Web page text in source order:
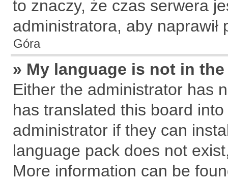
to znaczy, że czas serwera
administratora, aby naprawił
Góra
» My language is not in
Either the administrator has
has translated this board
administrator if they can
language pack does not
More information can be